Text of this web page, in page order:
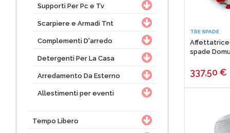
TRE SPADE
Affettatrice
spade
337,50 €
Supporti Per Pc e Tv
Scarpiere e Armadi Tnt
Complementi D'arredo
Detergenti Per La Casa
Arredamento Da Esterno
Allestimenti per eventi
Tempo Libero